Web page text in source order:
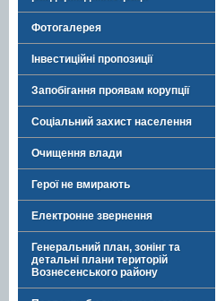
Фотогалерея
Інвестиційні пропозиції
Запобігання проявам корупції
Соціальний захист населення
Очищення влади
Герої не вмирають
Електронне звернення
Генеральний план, зонінг та
детальні плани територій
Вознесенського району